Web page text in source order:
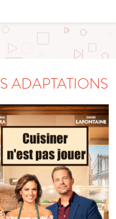
ADAPTATIONS